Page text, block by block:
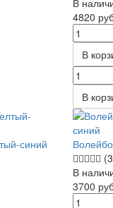
В
4820
В
В
синий
В
3700